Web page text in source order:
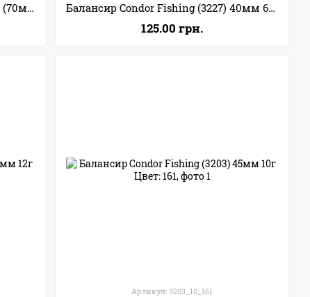
Балансир Condor Fishing РЕЙДЕР (70мм 26г) Цвет: 20 Балансир Condor Fishing (3227) 40мм 6г Цвет: H3
125.00 грн.
Артикул: 3203_10_161